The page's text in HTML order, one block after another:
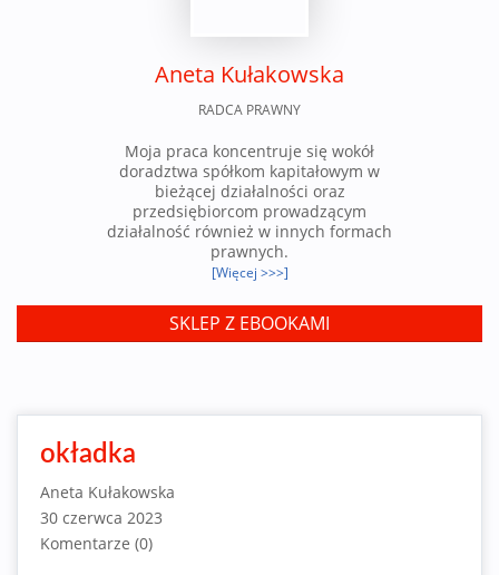
Aneta Kułakowska
RADCA PRAWNY
Moja praca koncentruje się wokół
doradztwa spółkom kapitałowym w
bieżącej działalności oraz
przedsiębiorcom prowadzącym
działalność również w innych formach
prawnych.
[Więcej >>>]
SKLEP Z EBOOKAMI
okładka
Aneta Kułakowska
30 czerwca 2023
Komentarze (0)